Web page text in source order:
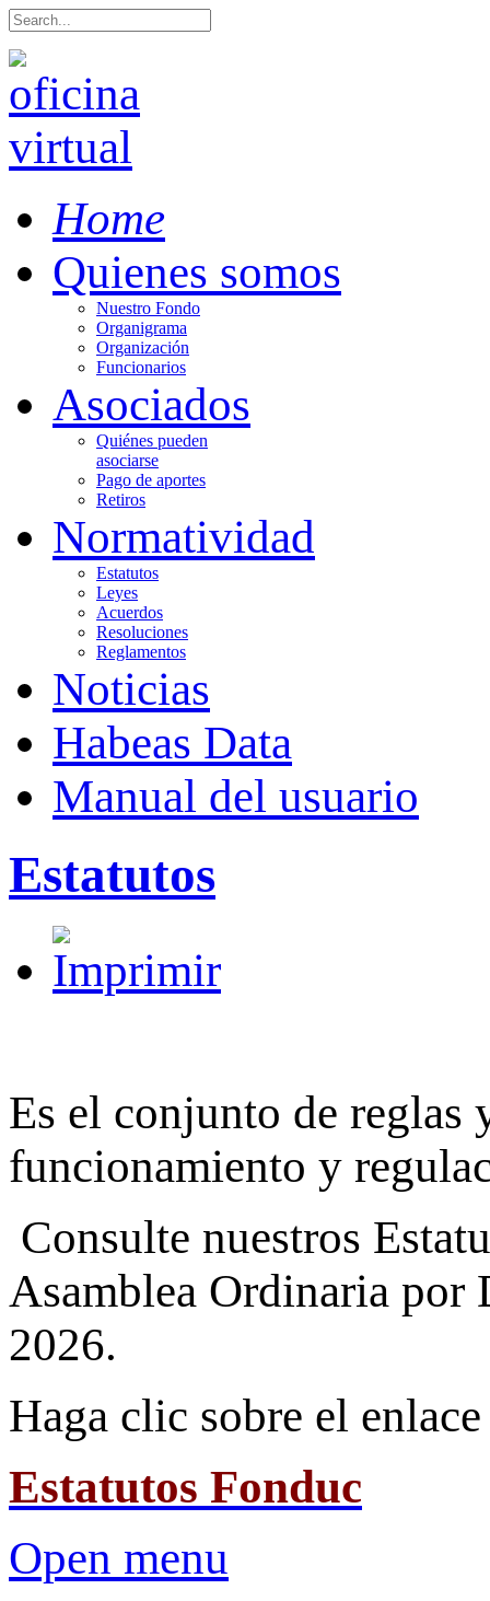
Home
Quienes somos
Nuestro Fondo
Organigrama
Organización
Funcionarios
Asociados
Quiénes pueden
asociarse
Pago de aportes
Retiros
Normatividad
Estatutos
Leyes
Acuerdos
Resoluciones
Reglamentos
Noticias
Habeas Data
Manual del usuario
Estatutos
Es el conjunto de reglas
funcionamiento y
Consulte nuestros
Asamblea Ordinaria por
2026.
Haga clic sobre el
Estatutos Fonduc
Open menu